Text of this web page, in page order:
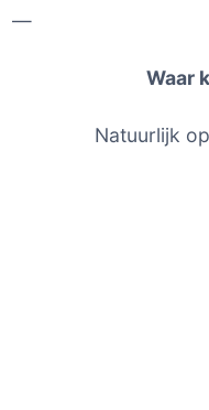
—
Waar
Natuurlijk